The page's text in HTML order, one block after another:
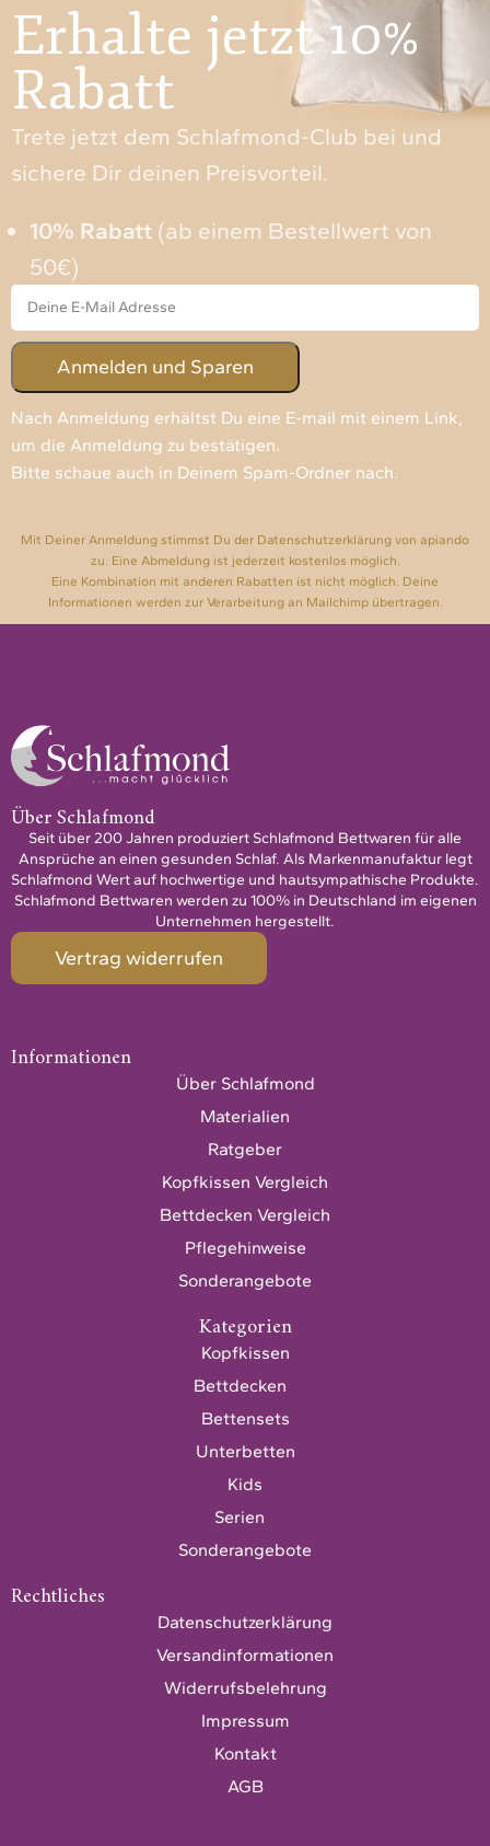
Erhalte jetzt 10%
Rabatt
Trete jetzt dem Schlafmond-Club bei und
sichere Dir deinen Preisvorteil.
10% Rabatt (ab einem Bestellwert von
50€)
Nach Anmeldung erhältst Du eine E-mail mit einem Link,
um die Anmeldung zu bestätigen.
Bitte schaue auch in Deinem Spam-Ordner nach.
Mit Deiner Anmeldung stimmst Du der Datenschutzerklärung von apiando
zu. Eine Abmeldung ist jederzeit kostenlos möglich.
Eine Kombination mit anderen Rabatten ist nicht möglich. Deine
Informationen werden zur Verarbeitung an Mailchimp übertragen.
Über Schlafmond
Seit über 200 Jahren produziert Schlafmond Bettwaren für alle
Ansprüche an einen gesunden Schlaf. Als Markenmanufaktur legt
Schlafmond Wert auf hochwertige und hautsympathische Produkte.
Schlafmond Bettwaren werden zu 100% in Deutschland im eigenen
Unternehmen hergestellt.
Vertrag widerrufen
Informationen
Über Schlafmond
Materialien
Ratgeber
Kopfkissen Vergleich
Bettdecken Vergleich
Pflegehinweise
Sonderangebote
Kategorien
Kopfkissen
Bettdecken
Bettensets
Unterbetten
Kids
Serien
Sonderangebote
Rechtliches
Datenschutzerklärung
Versandinformationen
Widerrufsbelehrung
Impressum
Kontakt
AGB